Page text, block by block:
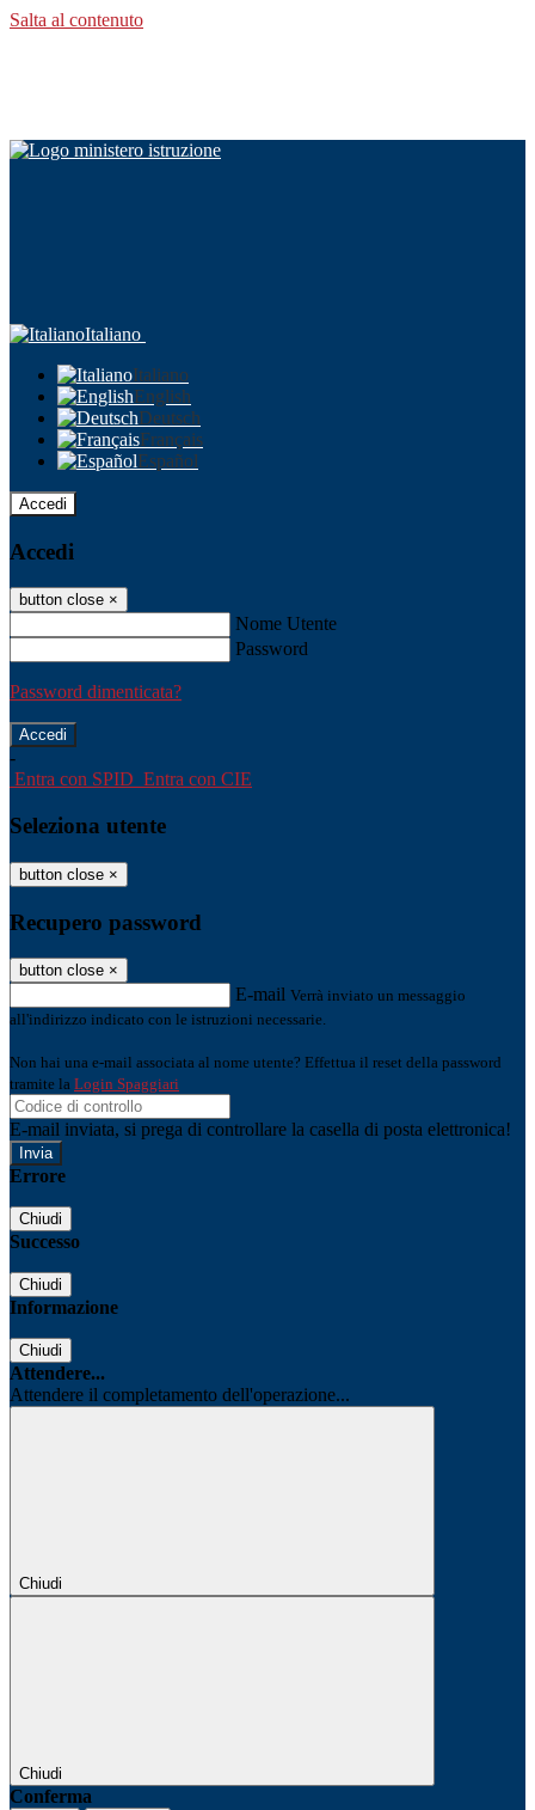
Salta al contenuto
Italiano
Italiano
English
Deutsch
Français
Español
Accedi
Accedi
button close ×
Nome Utente
Password
Password dimenticata?
-
Entra con SPID Entra con CIE
Seleziona utente
button close ×
Recupero password
button close ×
E-mail Verrà inviato un messaggio
all'indirizzo indicato con le istruzioni necessarie.
Non hai una e-mail associata al nome utente? Effettua il reset della password
tramite la Login Spaggiari
E-mail inviata, si prega di controllare la casella di posta elettronica!
Errore
Chiudi
Successo
Chiudi
Informazione
Chiudi
Attendere...
Attendere il completamento dell'operazione...
Chiudi
Chiudi
Conferma